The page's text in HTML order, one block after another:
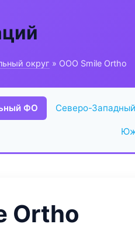
округ » ООО Smile Ortho
ФО Северо-
Ortho